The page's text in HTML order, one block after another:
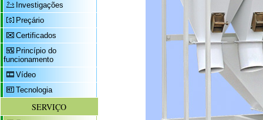
Investigações
Preçário
Certificados
Princípio do
funcionamento
Vídeo
Tecnologia
SERVIÇO